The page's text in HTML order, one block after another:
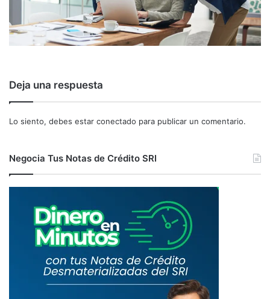
Deja una respuesta
Lo siento, debes estar conectado para publicar un comentario.
Negocia Tus Notas de Crédito SRI